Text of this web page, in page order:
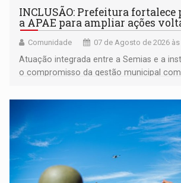
INCLUSÃO: Prefeitura fortalece
a APAE para ampliar ações
Comunidade 07 de Agosto de 2026 às
Atuação integrada entre a Semias e a
o compromisso da gestão municipal